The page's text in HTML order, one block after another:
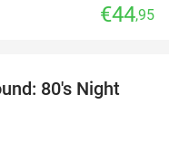
€44,95
45%
80's Night